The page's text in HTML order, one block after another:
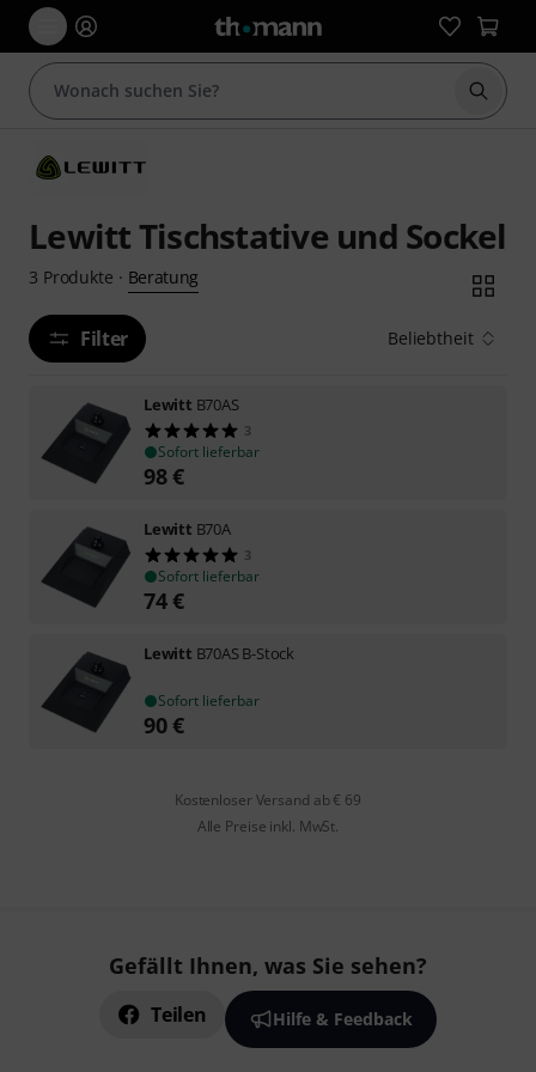
Suche
Lewitt Tischstative und Sockel
3 Produkte · Beratung
Filter Beliebtheit
Lewitt B70AS
3
Sofort lieferbar
98€
Lewitt B70A
3
Sofort lieferbar
74€
Lewitt B70AS B-Stock
Sofort lieferbar
90€
Kostenloser Versand ab € 69
Alle Preise inkl. MwSt.
Gefällt Ihnen, was Sie sehen?
Teilen Hilfe & Feedback